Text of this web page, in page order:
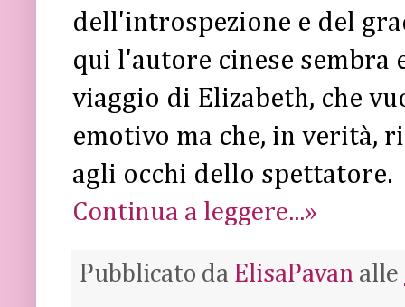
dell'introspezione e del
qui l'autore cinese sembra
viaggio di Elizabeth, che
emotivo ma che, in verità,
agli occhi dello spettatore.
Continua a leggere...»
Pubblicato da ElisaPavan alle